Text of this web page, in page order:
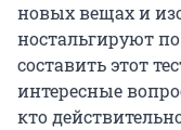
новых вещах и
ностальгируют
составить этот
интересные
кто